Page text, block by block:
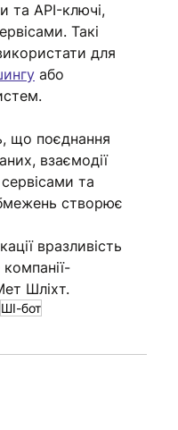
та API-ключі,
Такі
для
або
що поєднання
взаємодії
сервісами та
створює
вразливість
Шліхт.
ШІ-бот